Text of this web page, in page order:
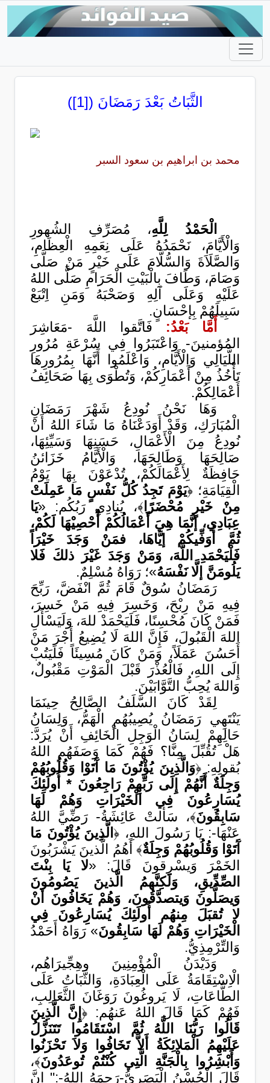
الثَّبَاتُ بَعْدَ رَمَضَانَ ([1])
محمد بن ابراهيم بن سعود السبر
الْحَمْدُ لِلَّهِ، مُصَرِّفِ الشُهورِ
وَالْأَيَّامَ، نَحْمَدُهُ عَلَى نِعَمِهِ الْعِظَامِ،
وَالصَّلَاَةَ وَالسُّلَّامَ عَلَى خَيْرٍ مَنْ صَلَّى
وَصَامَ، وَطَافَ بِالْبَيْتِ الْحَرَامِ صَلَّى اللهُ
عَلَيْهِ وَعَلَى آلِهِ وَصَحْبَهُ وَمَنِ اِتْبَعْ
سَبِيلَهُمْ بِإحْسَانٍ.
أَمَّا بَعْدُ: فَاتَّقوا اللَّهَ -مَعَاشِرَ
المُؤمنينَ- وَاعْتَبَرُوا فِي سُرْعَةِ مُرُورِ
اللَّيَالِي وَالْأَيَّامِ، وَاعْلَمُوا أَنَّهَا بِمُرُورِهَا
تَأْخُذُ مِنْ أَعْمَارِكُمْ، وَتُطْوَى بِهَا صَحَائِفُ
أَعْمَالِكُمْ.
وَهَا نَحْنُ نُودِعُ شَهْرَ رَمَضَانِ
الْمُبَارَكِ، وَقَدْ أَوَدَعْنَاهُ مَا شَاءَ اللهُ أَنْ
نُودِعُ مِنَ الْأَعْمَالِ، حَسَنِهَا وَسَيِّئِهَا،
صَالِحَهَا وَطَالِحَهَا، وَالْأَيَّامُ خَزَائنُ
حَافِظَةٌ لِأَعْمَالَكُمْ، تُدْعَوْنَ بِهَا يَوْمُ
الْقِيَامَةِ؛ ﴿يَوْمَ تَجِدُ كُلُّ نَفْسٍ مَا عَمِلَتْ
مِنْ خَيْرٍ مُحْضَرًا﴾، يُنادِي رَبُكُم: «يَا
عِبَادِي، إنَّمَا هِيَ أَعْمَالُكُمْ أُحْصِيْهَا لَكُمْ،
ثُمَّ أُوَفِّيكُمْ إيَّاهَا، فمَنْ وَجَدَ خَيْرَاً
فَلْيَحْمَدِ اللَّهَ، وَمَنْ وَجَدَ غَيْرَ ذلكَ فَلا
يَلُومَنَّ إلَّا نَفْسَهُ»؛ رَوَاهُ مُسْلِمٌ.
رَمَضَانُ سُوقٌ قَامَ ثُمَّ انْفَضَّ، رَبِّحَ
فِيهِ مَنْ رِبْحَ، وَخَسِرَ فِيهِ مَنْ خَسِرَ،
فَمَنْ كَانَ مُحْسِنًا، فَلَيَحْمَدْ للهَ، وَلَيَسْأَلِ
اللهَ الْقَبُولَ، فَإِنَّ اللهَ لَا يُضِيعُ أَجْرَ مَنْ
أَحَسُنَ عَمَلَاً، وَمَنْ كَانَ مُسِيئَاً فَلَيَتُبْ
إِلَى اللهِ، فَالْعُذْرَ قَبْلَ الْمَوْتِ مَقْبُولٌ،
وَاللهَ يُحِبُّ التَّوَّابَيْنَ.
لِقَدْ كَانَ السَّلَفُ الصَّالِحُ حِينَمَا
يَنْتَهِي رَمَضَانُ يُصِيبُهُمِ الْهَمُّ، وَلِسَانُ
حَالِهِمْ لِسَانُ الْوَجِلِ الْخَائِفِ أَنْ يُرَدَّ:
هَلْ تُقُبِّلَ مِنَّا؟ فَهُمْ كَمَا وَصَفَهُمِ اللهُ
بُقولِهِ: ﴿وَالَّذِينَ يُؤْتُونَ مَا آَتَوْا وَقُلُوبُهُمْ
وَجِلَةٌ أَنَّهُمْ إِلَى رَبِّهِمْ رَاجِعُونَ * أُولَئِكَ
يُسَارِعُونَ فِي الْخَيْرَاتِ وَهُمْ لَهَا
سَابِقُونَ﴾، سَألتْ عَائِشَةُ- رَضِّيَّ اللهُ
عَنْهَا-: يَا رَسُولَ اللهِ، ﴿الَّذِينَ يُؤْتُونَ مَا
آَتَوْا وَقُلُوبُهُمْ وَجِلَةٌ﴾ أَهُمُ الَّذينَ يَشْرَبُونَ
الخَمْرَ وَيسْرِقونَ قَالَ: «لا يَا بِنْتَ
الصِّدِّيقِ، وَلَكِنَّهمُ الَّذينَ يَصُومُونَ
وَيصَلُّونَ وَيتصدَّقُونَ، وَهُمْ يَخَافُونَ أنْ
لا تُقبَلَ مِنهُم أُولَئِكَ يُسَارِعُونَ فِي
الْخَيْرَاتِ وَهُمْ لَهَا سَابِقُونَ» رَوَاهُ أَحَمْدُ
وَالتِّرْمِذِيُّ.
وَدَيْدَنُ الْمُؤْمِنِينَ وهِجِّيرَاهُم،
الْاِسْتِقَامَةُ عَلَى الْعِبَادَةِ، وَالثَّبَاتُ عَلَى
الطَّاعَاتِ، لَا يَروغُونَ رَوَغَانَ الثَّعَالِبِ،
فَهُمْ كَمَا قَالَ اللهُ عَنهُم: ﴿ إِنَّ الَّذِينَ
قَالُوا رَبُّنَا اللَّهُ ثُمَّ اسْتَقَامُوا تَتَنَزَّلُ
عَلَيْهِمُ الْمَلائِكَةُ أَلاَّ تَخَافُوا وَلاَ تَحْزَنُوا
وَأَبْشِرُوا بِالْجَنَّةِ الَّتِي كُنْتُمْ تُوعَدُونَ﴾،
قَالَ الْحُسْنُ الْبَصَرِيُّ-رَحِمَهُ اللهُ-:" إِنَّ